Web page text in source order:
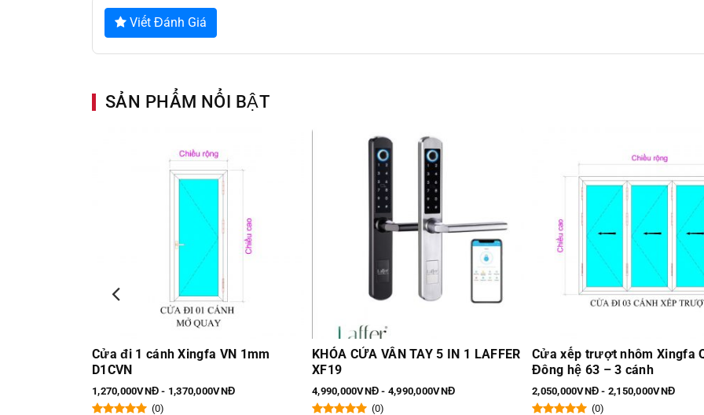
Viết Đánh Giá
SẢN PHẨM NỔI BẬT
KHÓA CỬA VÂN TAY 5 IN 1 LAFFER
XF19
4,990,000VNĐ - 4,990,000VNĐ
(0)
Cửa xếp trượt nhôm Xingfa Quảng
Đông hệ 63 – 3 cánh
2,050,000VNĐ - 2,150,000VNĐ
(0)
Cửa kính lùa tự động 2 cánh
Hàn Quốc T400
30,000,000VNĐ - 35,000,000VNĐ
(0)